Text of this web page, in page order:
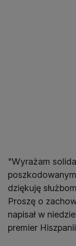
"Wyrażam
dziękuję
Proszę o
napisał w
premier